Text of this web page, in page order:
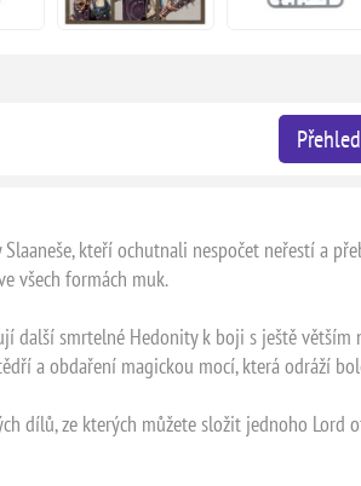
Přehled
kteří ochutnali nespočet neřestí a
všech formách muk.
další smrtelné Hedonity k boji s ještě
a obdaření magickou mocí, která odráží
dílů, ze kterých můžete složit jednoho